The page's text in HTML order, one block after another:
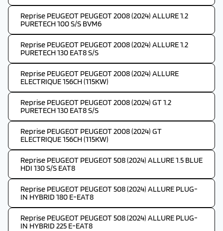
Reprise PEUGEOT PEUGEOT 2008 (2024) ALLURE 1.2
PURETECH 100 S/S BVM6
Reprise PEUGEOT PEUGEOT 2008 (2024) ALLURE 1.2
PURETECH 130 EAT8 S/S
Reprise PEUGEOT PEUGEOT 2008 (2024) ALLURE
ELECTRIQUE 156CH (115KW)
Reprise PEUGEOT PEUGEOT 2008 (2024) GT 1.2
PURETECH 130 EAT8 S/S
Reprise PEUGEOT PEUGEOT 2008 (2024) GT
ELECTRIQUE 156CH (115KW)
Reprise PEUGEOT PEUGEOT 508 (2024) ALLURE 1.5 BLUE
HDI 130 S/S EAT8
Reprise PEUGEOT PEUGEOT 508 (2024) ALLURE PLUG-
IN HYBRID 180 E-EAT8
Reprise PEUGEOT PEUGEOT 508 (2024) ALLURE PLUG-
IN HYBRID 225 E-EAT8